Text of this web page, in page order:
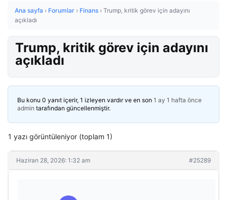
Ana sayfa › Forumlar › Finans › Trump, kritik görev için adayını
açıkladı
Trump, kritik görev için adayını
açıkladı
Bu konu 0 yanıt içerir, 1 izleyen vardır ve en son 1 ay 1 hafta önce
admin tarafından güncellenmiştir.
1 yazı görüntüleniyor (toplam 1)
Haziran 28, 2026: 1:32 am #25289